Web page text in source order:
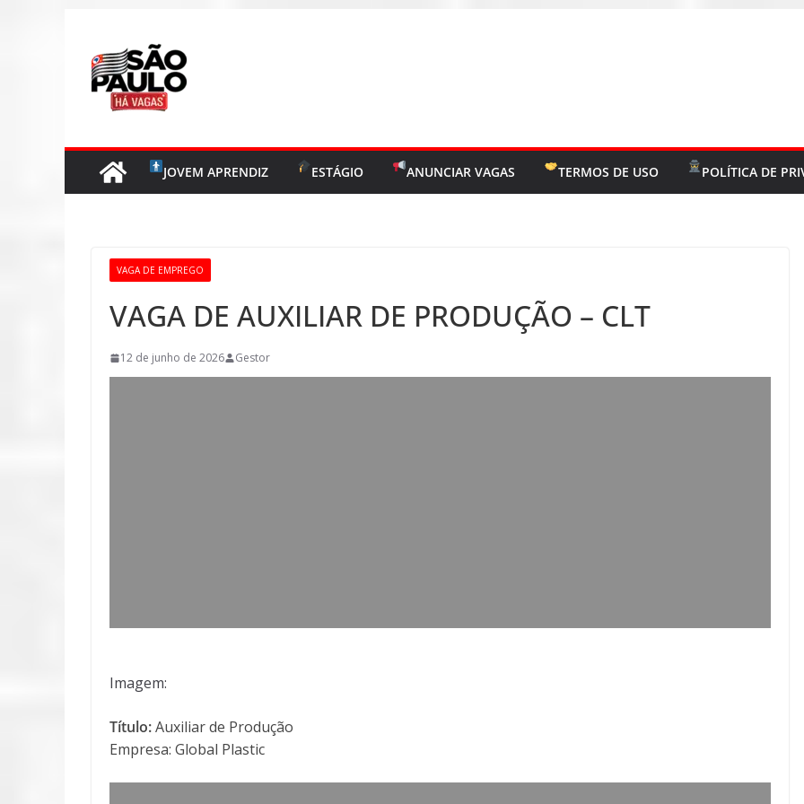
conteúdo
JOVEM APRENDIZ ESTÁGIO ANUNCIAR VAGAS TERMOS DE USO POLÍTICA DE
VAGA DE EMPREGO
VAGA DE AUXILIAR DE PRODUÇÃO – CLT
12 de junho de 2026 Gestor
Imagem:
Título:Auxiliar de Produção
Empresa: Global Plastic